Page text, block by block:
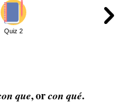
Quiz 2
que, orcon qué.